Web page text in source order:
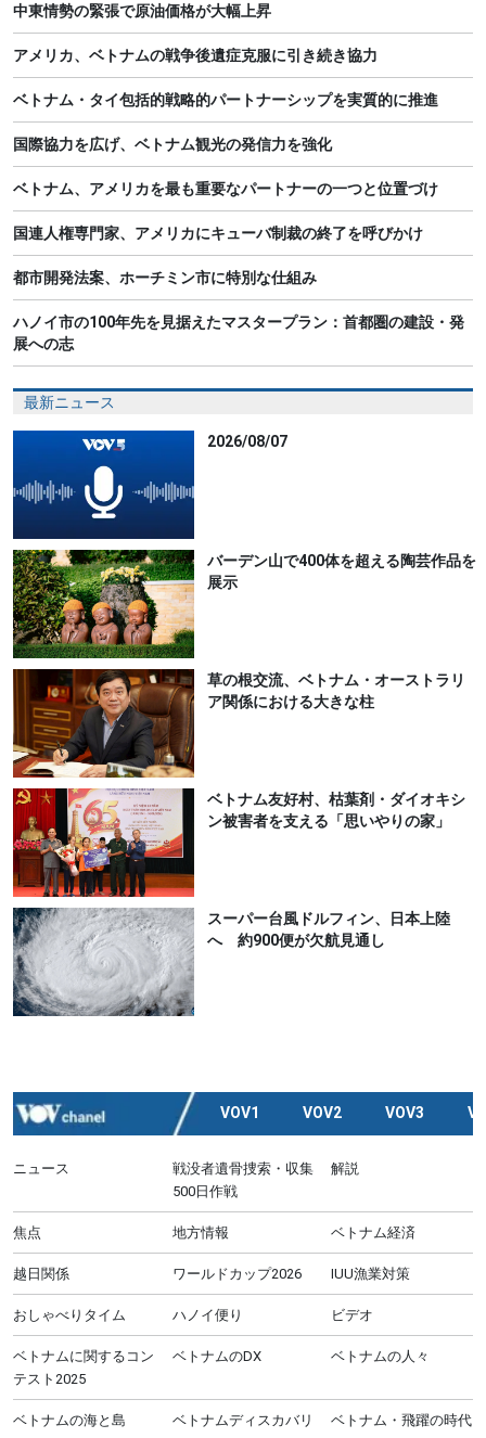
中東情勢の緊張で原油価格が大幅上昇
アメリカ、ベトナムの戦争後遺症克服に引き続き協力
ベトナム・タイ包括的戦略的パートナーシップを実質的に推進
国際協力を広げ、ベトナム観光の発信力を強化
ベトナム、アメリカを最も重要なパートナーの一つと位置づけ
国連人権専門家、アメリカにキューバ制裁の終了を呼びかけ
都市開発法案、ホーチミン市に特別な仕組み
ハノイ市の100年先を見据えたマスタープラン：首都圏の建設・発
展への志
最新ニュース
2026/08/07
バーデン山で400体を超える陶芸作品を
展示
草の根交流、ベトナム・オーストラリ
ア関係における大きな柱
ベトナム友好村、枯葉剤・ダイオキシ
ン被害者を支える「思いやりの家」
スーパー台風ドルフィン、日本上陸
へ 約900便が欠航見通し
VOV1 VOV2 VOV3
ニュース
戦没者遺骨捜索・収集
500日作戦
解説
焦点 地方情報 ベトナム経済
越日関係 ワールドカップ2026 IUU漁業対策
おしゃべりタイム ハノイ便り ビデオ
ベトナムに関するコン
テスト2025
ベトナムのDX ベトナムの人々
ベトナムの海と島
ベトナムディスカバリ
ベトナム・飛躍の時代